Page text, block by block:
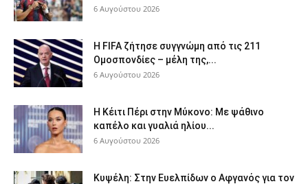
6 Αυγούστου 2026
Η FIFA ζήτησε συγγνώμη από τις 211
Ομοσπονδίες – μέλη της,...
6 Αυγούστου 2026
Η Κέιτι Πέρι στην Μύκονο: Με ψάθινο
καπέλο και γυαλιά ηλίου...
6 Αυγούστου 2026
Κυψέλη: Στην Ευελπίδων ο Αφγανός για τον